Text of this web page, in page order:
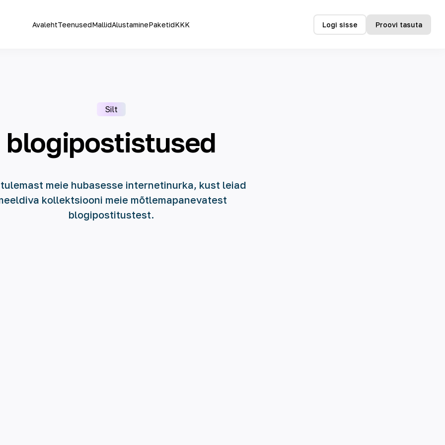
AvalehtTeenusedMallidAlustaminePaketidKKK Logi sisse Proovi tasuta
Silt
blogipostistused
meie hubasesse internetinurka, kust leiad
kollektsiooni meie mõtlemapanevatest
blogipostitustest.